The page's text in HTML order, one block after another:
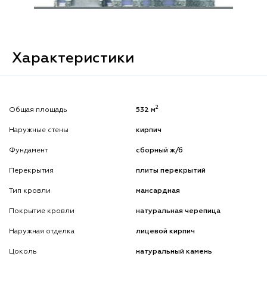
Характеристики
Общая площадь 532 м2
Наружные стены кирпич
Фундамент сборный ж/б
Перекрытия плиты перекрытий
Тип кровли мансардная
Покрытие кровли натуральная черепица
Наружная отделка лицевой кирпич
Цоколь натуральный камень